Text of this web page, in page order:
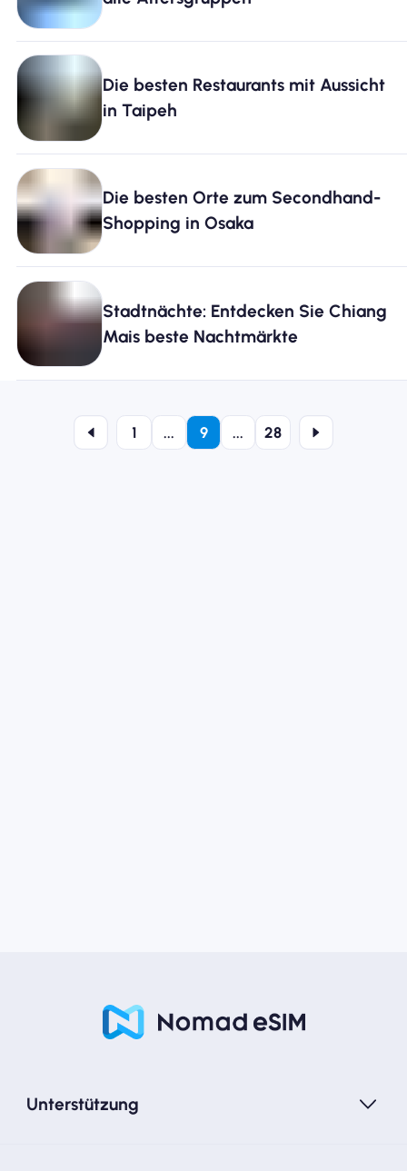
Die besten Restaurants mit Aussicht
in Taipeh
Die besten Orte zum Secondhand-
Shopping in Osaka
Stadtnächte: Entdecken Sie Chiang
Mais beste Nachtmärkte
1 ... 9 ... 28
Unterstützung